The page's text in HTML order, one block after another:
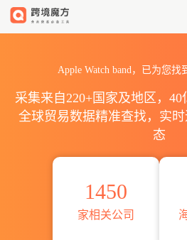
Apple Watch band，已为您找
采集来自220+国家及地区，40
全球贸易数据精准查找，实
态
1450
家相关公司